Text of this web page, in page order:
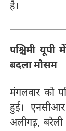
है।
पश्चिमी
बदला मौसम
मंगलवार को
हुई।
अलीगढ़,